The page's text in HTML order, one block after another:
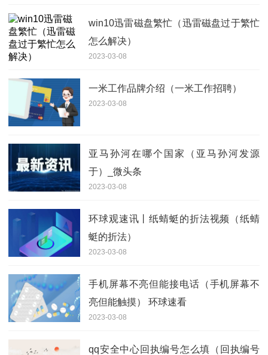
win10迅雷磁盘繁忙（迅雷磁盘过于繁忙
怎么解决）
2023-03-08
一米工作品牌介绍（一米工作招聘）
2023-03-08
亚马孙河在哪个国家（亚马孙河发源
于）_微头条
2023-03-08
环球观速讯丨纸蜻蜓的折法视频（纸蜻
蜓的折法）
2023-03-08
手机屏幕不亮但能接电话（手机屏幕不
亮但能触摸） 环球速看
2023-03-08
qq安全中心回执编号怎么填（回执编号